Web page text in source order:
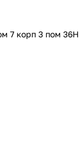
7 корп 3 пом 36Н